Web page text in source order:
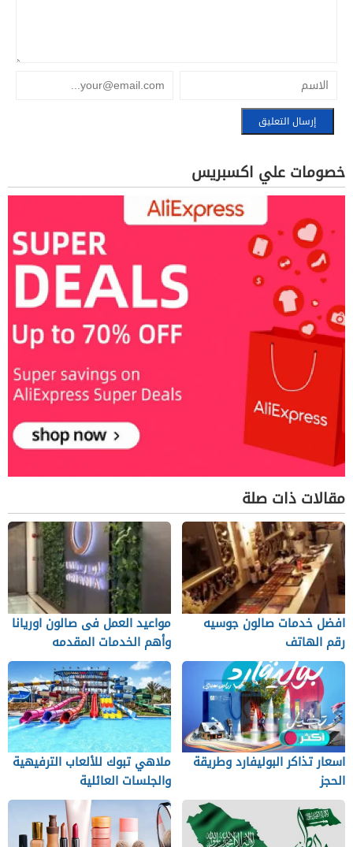
خصومات علي اكسبريس
مقالات ذات صلة
افضل خدمات صالون جوسيه
رقم الهاتف
مواعيد العمل فى صالون اوريانا
وأهم الخدمات المقدمه
اسعار تذاكر البوليفارد وطريقة
الحجز
ملاهي تبوك للألعاب الترفيهية
والجلسات العائلية